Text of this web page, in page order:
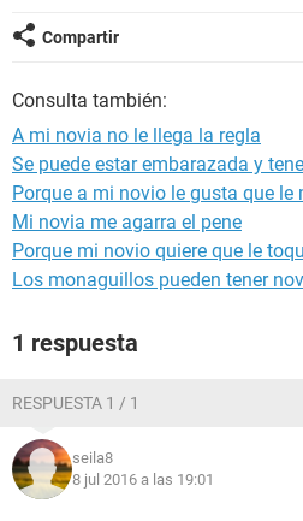
GLOSARIO
Compartir
Consulta también:
A mi novia no le llega la regla
Se puede estar embarazada y
Porque a mi novio le gusta que le
Mi novia me agarra el pene
Porque mi novio quiere que le
Los monaguillos pueden tener
1 respuesta
RESPUESTA 1 / 1
seila8
8 jul 2016 a las 19:01